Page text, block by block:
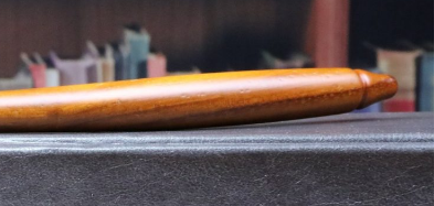
F fibra ottica